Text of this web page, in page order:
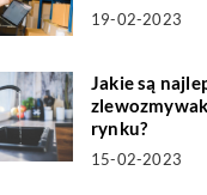
19-02-2023
Jakie są
rynku?
15-02-2023